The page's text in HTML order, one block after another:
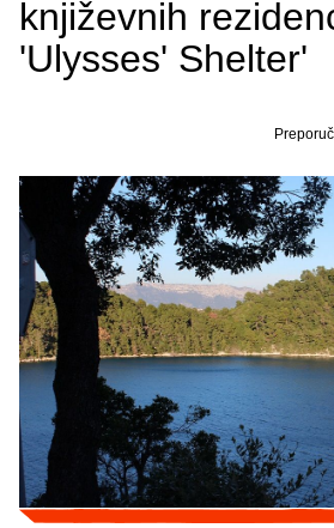
književnih
'Ulysses' Shelter'